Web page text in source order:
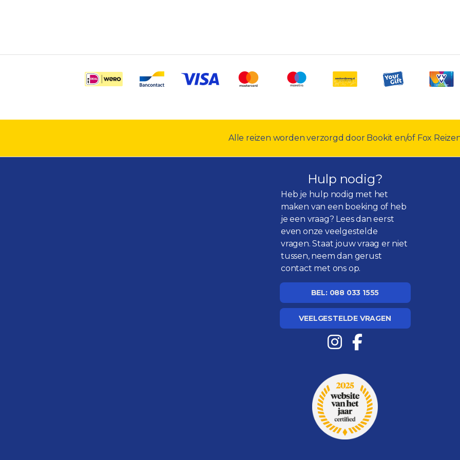
Alle reizen worden verzorgd door Bookit en/of Fox
Hulp nodig?
Heb je hulp nodig met het
maken van een boeking of heb
je een vraag? Lees dan eerst
even onzeveelgestelde
vragen. Staat jouw vraag er niet
tussen, neem dan gerust
contact met ons op.
BEL: 088 033 1555
VEELGESTELDE VRAGEN